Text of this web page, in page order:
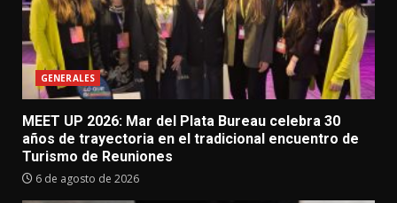
GENERALES
MEET UP 2026: Mar del Plata Bureau celebra 30
años de trayectoria en el tradicional encuentro de
Turismo de Reuniones
6 de agosto de 2026